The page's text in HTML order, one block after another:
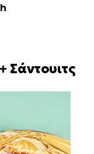
Σάντουιτς